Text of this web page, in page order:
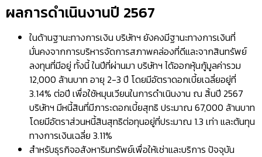
ผลการดำเนินงานปี 2567
ในด้านฐานะทางการเงิน บริษัทฯ ยังคงมีฐานะทางการเงินที่
มั่นคงจากการบริหารจัดการสภาพคล่องที่ดีและจากสินทรัพย์
ลงทุนที่มีอยู่ ทั้งนี้ ในปีที่ผ่านมา บริษัทฯ ได้ออกหุ้นกู้มูลค่ารวม
12,000 ล้านบาท อายุ 2-3 ปี โดยมีอัตราดอกเบี้ยเฉลี่ยอยู่ที่
3.14% ต่อปี เพื่อใช้หมุนเวียนในการดำเนินงาน ณ สิ้นปี 2567
บริษัทฯ มีหนี้สินที่มีภาระดอกเบี้ยสุทธิ ประมาณ 67,000 ล้านบาท
โดยมีอัตราส่วนหนี้สินสุทธิต่อทุนอยู่ที่ประมาณ 1.3 เท่า และต้นทุน
ทางการเงินเฉลี่ย 3.11%
สำหรับธุรกิจอสังหาริมทรัพย์เพื่อให้เช่าและบริการ ปัจจุบัน